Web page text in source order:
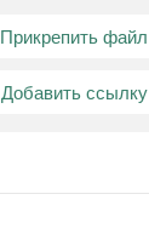
Прикрепить файл
Добавить ссылку